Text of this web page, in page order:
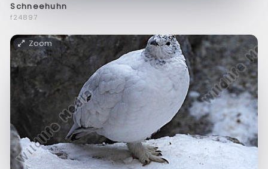
Schneehuhn
f24897
Zoom